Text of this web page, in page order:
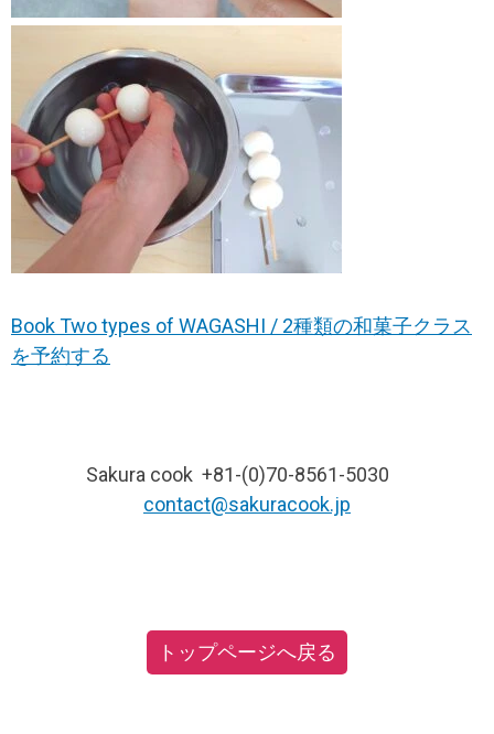
Book Two types of WAGASHI / 2種類の和菓子クラス
を予約する
Sakura cook +81-(0)70-8561-5030
contact@sakuracook.jp
トップページへ戻る